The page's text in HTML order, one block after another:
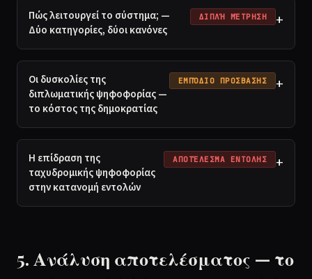
Πώς λειτουργεί το σύστημα; —
Δύο κατηγορίες, δύοι κανόνες
ΔΙΠΛΉ ΜΈΤΡΗΣΗ +
Οι δυσκολίες της
διπλωματικής ψηφοφορίας —
το κόστος της δημοκρατίας
ΕΜΠΌΔΙΟ ΠΡΟΣΒΑΣΗΣ +
Η επίδραση της
ταχυδρομικής ψηφοφορίας
στην κατανομή εντολών
ΑΠΟΤΈΛΕΣΜΑ ΕΝΤΟΛΗΣ +
5. Ανάλυση αποτελέσματος — το